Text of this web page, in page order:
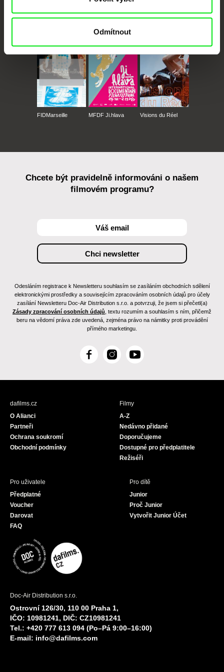
Odmítnout
CPH:DOX Doclisboa
Millennium Docs
Against Gravity
DOK Leipzig
FIDMarseille MFDF Ji.hlava Visions du Réel
Chcete být pravidelně informováni o našem
filmovém programu?
Odesláním registrace k Newsletteru souhlasím se zasíláním obchodních sdělení
elektronickými prostředky a souvisejícím zpracováním osobních údajů pro účely
zasílání Newsletteru Doc-Air Distribution s.r.o. a potvrzuji, že jsem si přečetl(a)
Zásady zpracování osobních údajů , textu rozumím a souhlasím s ním, přičemž
beru na vědomí práva zde uvedená, zejména právo na námitky proti provádění
přímého marketingu.
F
c
I
s
Y
u
dafilms.cz
O Alianci
Partneři
Ochrana soukromí
Obchodní podmínky
Filmy
A-Z
Nedávno přidané
Doporučujeme
Dostupné pro předplatitele
Režiséři
Pro uživatele
Předplatné
Voucher
Darovat
FAQ
Pro dítě
Junior
Proč Junior
Vytvořit Junior Účet
Doc-Air Distribution s.r.o.
Ostrovní 126/30, 110 00 Praha 1,
IČO: 10981241, DIČ: CZ10981241
Tel.: +420 777 613 094 (Po–Pá 9:00–16:00)
E-mail: info@dafilms.com